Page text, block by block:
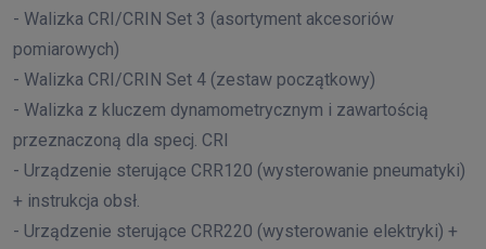
- Walizka CRI/CRIN Set 3 (asortyment akcesoriów
pomiarowych)
- Walizka CRI/CRIN Set 4 (zestaw początkowy)
- Walizka z kluczem dynamometrycznym i zawartością
przeznaczoną dla specj. CRI
- Urządzenie sterujące CRR120 (wysterowanie pneumatyki)
+ instrukcja obsł.
- Urządzenie sterujące CRR220 (wysterowanie elektryki) +